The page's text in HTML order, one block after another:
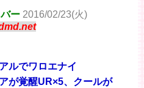
ー 2016/02/23(火)
ルでワロエナイ
が覚醒UR×5、クールが